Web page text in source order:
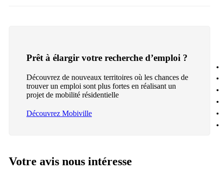
Prêt à élargir votre recherche d’emploi ?
Découvrez de nouveaux territoires où les chances de
trouver un emploi sont plus fortes en réalisant un
projet de mobilité résidentielle
Découvrez Mobiville
Votre avis nous intéresse